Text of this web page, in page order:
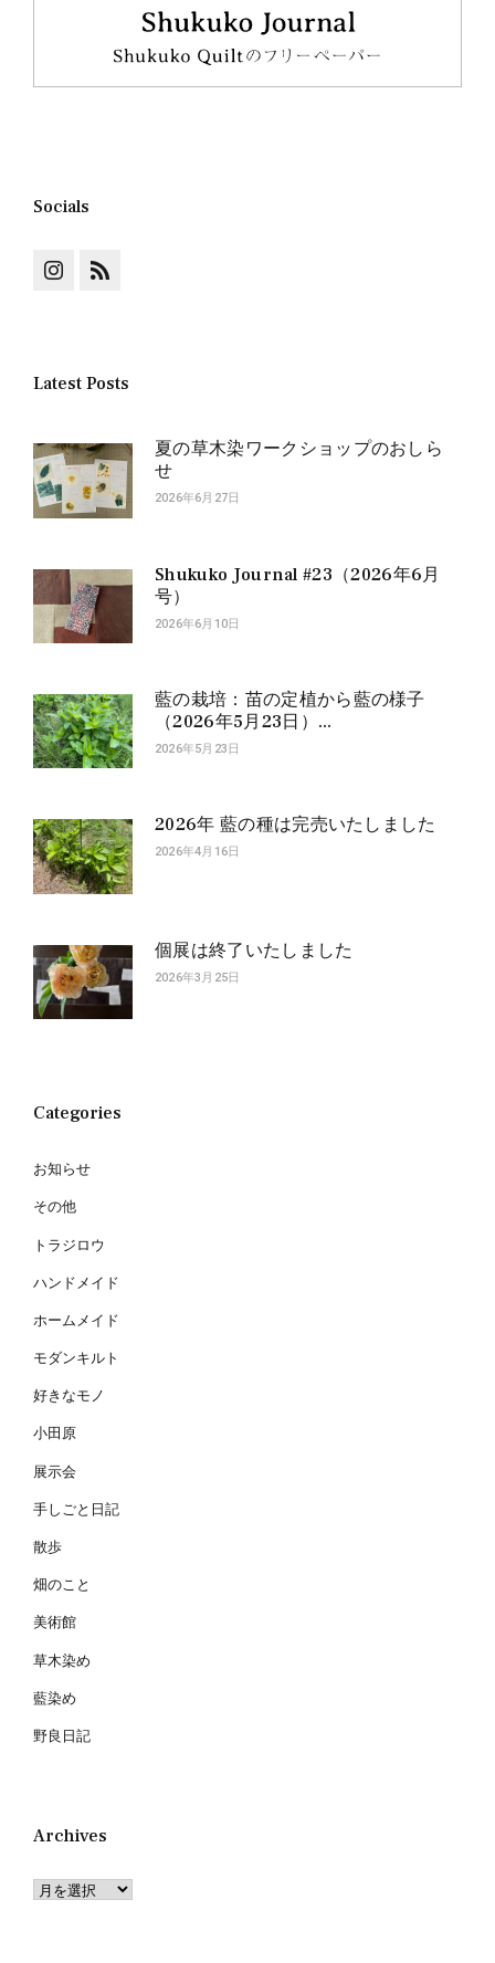
Socials
Latest Posts
夏の草木染ワークショップのおしら
せ
2026年6月27日
Shukuko Journal #23（2026年6月
号）
2026年6月10日
藍の栽培：苗の定植から藍の様子
（2026年5月23日）...
2026年5月23日
2026年 藍の種は完売いたしました
2026年4月16日
個展は終了いたしました
2026年3月25日
Categories
お知らせ
その他
トラジロウ
ハンドメイド
ホームメイド
モダンキルト
好きなモノ
小田原
展示会
手しごと日記
散歩
畑のこと
美術館
草木染め
藍染め
野良日記
Archives
Archives